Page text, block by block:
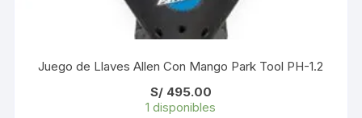
Juego de Llaves Allen Con Mango Park Tool PH-1.2
S/495.00
1 disponibles